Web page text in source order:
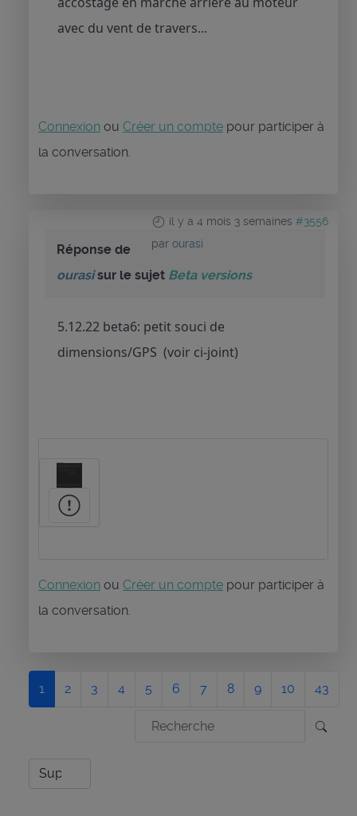
avec du vent de travers...
Connexion ou Créer un compte pour participer à
la conversation.
il y a 4 mois 3 semaines #3556
par ourasi
Réponse de
ourasisur le sujet Beta versions
5.12.22 beta6: petit souci de
dimensions/GPS (voir ci-joint)
Connexion ou Créer un compte pour participer à
la conversation.
1 2 3 4 5 6 7 8 9 10 43